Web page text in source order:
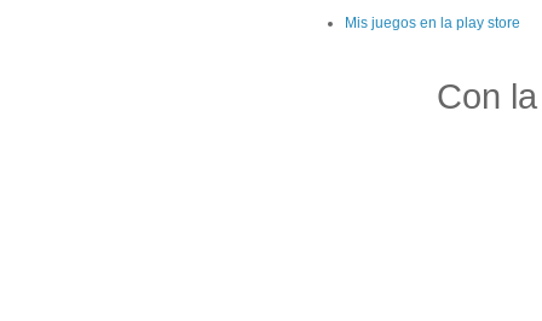
Mis juegos en la play store
Con